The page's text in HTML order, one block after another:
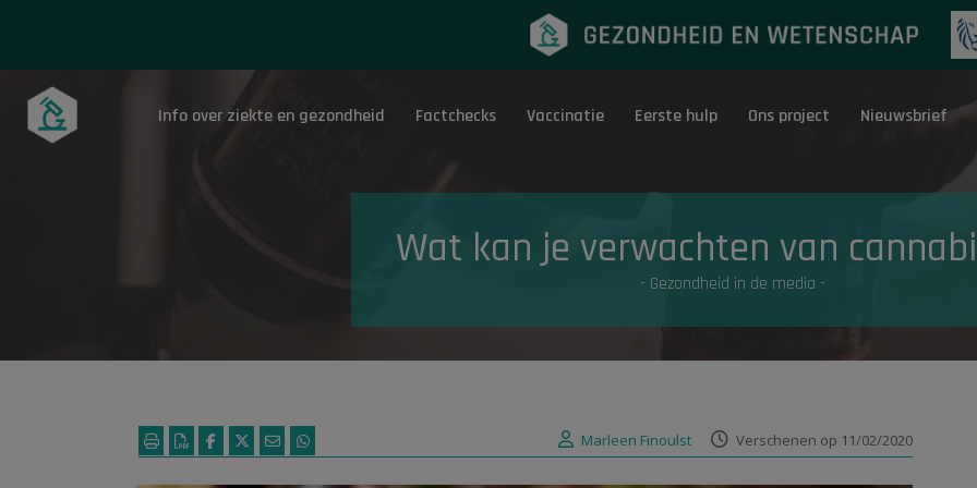
Onderwerpen Eerste hulp
Info over ziekte en gezondheid Factchecks Vaccinatie Eerste hulp Ons project Nieuwsbrief
Wat kan je verwachten van
- Gezondheid in de media -
Marleen Finoulst Verschenen op 11/02/2020